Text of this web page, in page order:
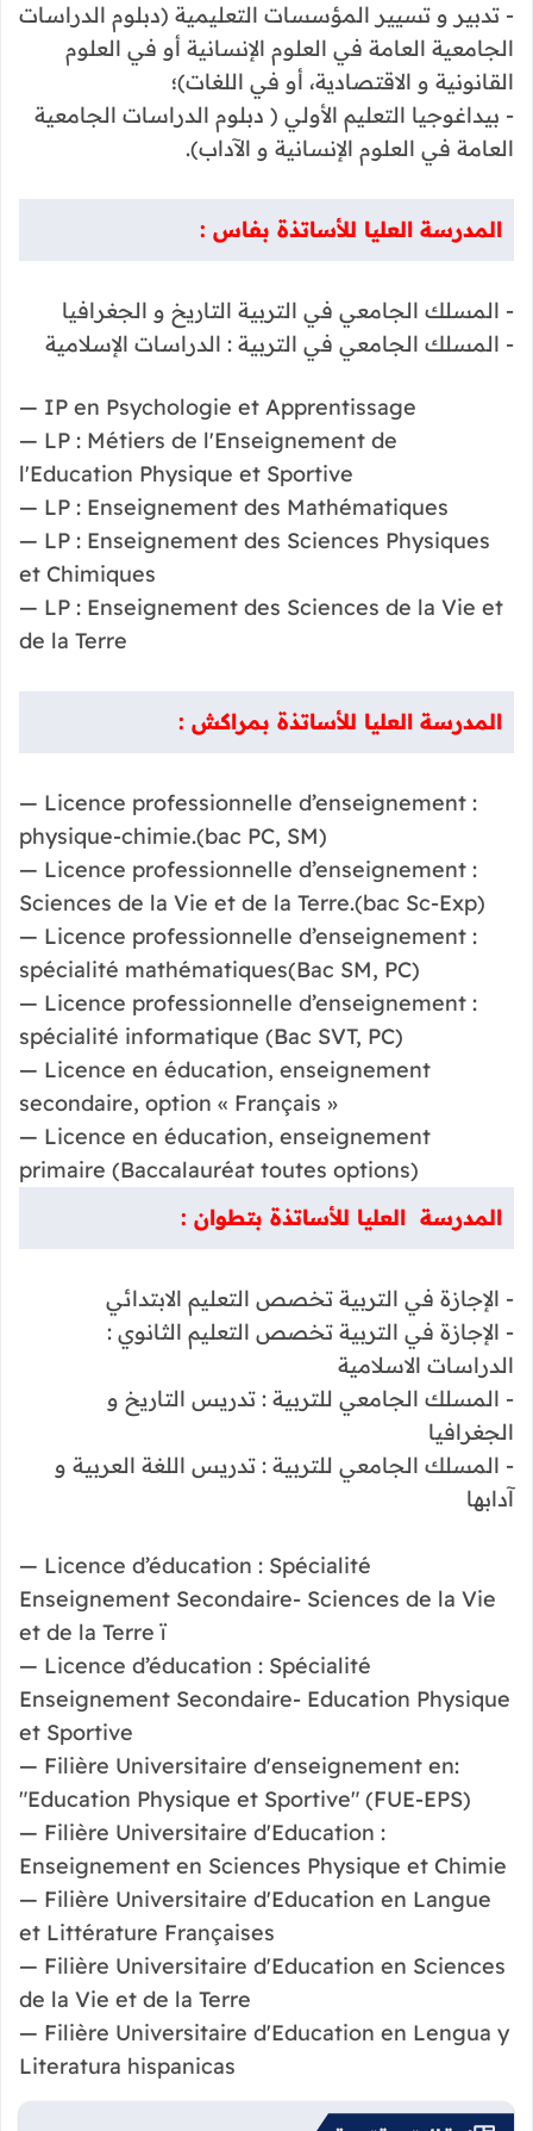
- تدبير و تسيير المؤسسات التعليمية (دبلوم الدراسات
الجامعية العامة في العلوم الإنسانية أو في العلوم
القانونية و الاقتصادية، أو في اللغات)؛
- بيداغوجيا التعليم الأولي ( دبلوم الدراسات الجامعية
العامة في العلوم الإنسانية و الآداب).
المدرسة العليا للأساتذة بفاس :
- المسلك الجامعي في التربية التاريخ و الجغرافيا
- المسلك الجامعي في التربية : الدراسات الإسلامية
— IP en Psychologie et Apprentissage
— LP : Métiers de l'Enseignement de
l'Education Physique et Sportive
— LP : Enseignement des Mathématiques
— LP : Enseignement des Sciences Physiques
et Chimiques
— LP : Enseignement des Sciences de la Vie et
de la Terre
المدرسة العليا للأساتذة بمراكش :
— Licence professionnelle d’enseignement :
physique-chimie.(bac PC, SM)
— Licence professionnelle d’enseignement :
Sciences de la Vie et de la Terre.(bac Sc-Exp)
— Licence professionnelle d’enseignement :
spécialité mathématiques(Bac SM, PC)
— Licence professionnelle d’enseignement :
spécialité informatique (Bac SVT, PC)
— Licence en éducation, enseignement
secondaire, option « Français »
— Licence en éducation, enseignement
primaire (Baccalauréat toutes options)
المدرسة العليا للأساتذة بتطوان :
- الإجازة في التربية تخصص التعليم الابتدائي
- الإجازة في التربية تخصص التعليم الثانوي :
الدراسات الاسلامية
- المسلك الجامعي للتربية : تدريس التاريخ و
الجغرافيا
- المسلك الجامعي للتربية : تدريس اللغة العربية و
آدابها
— Licence d’éducation : Spécialité
Enseignement Secondaire- Sciences de la Vie
et de la Terre ï
— Licence d’éducation : Spécialité
Enseignement Secondaire- Education Physique
et Sportive
— Filière Universitaire d'enseignement en:
"Education Physique et Sportive" (FUE-EPS)
— Filière Universitaire d'Education :
Enseignement en Sciences Physique et Chimie
— Filière Universitaire d'Education en Langue
et Littérature Françaises
— Filière Universitaire d'Education en Sciences
de la Vie et de la Terre
— Filière Universitaire d'Education en Lengua y
Literatura hispanicas